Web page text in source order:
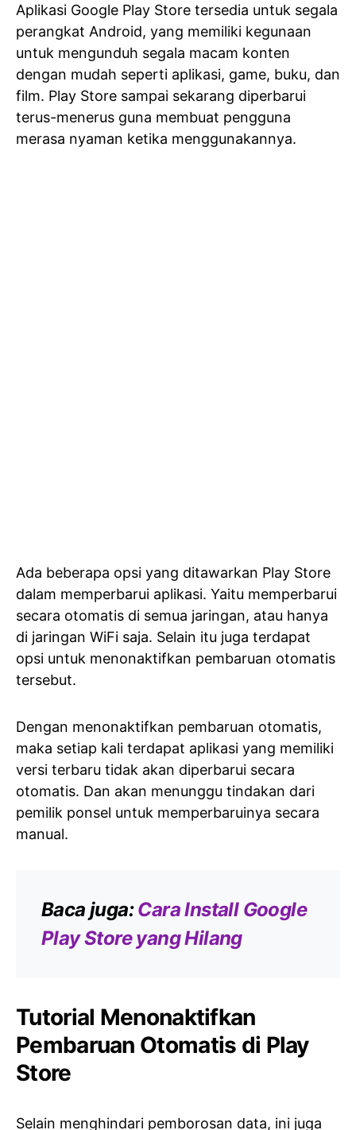
Aplikasi Google Play Store tersedia untuk segala
perangkat Android, yang memiliki kegunaan
untuk mengunduh segala macam konten
dengan mudah seperti aplikasi, game, buku, dan
film. Play Store sampai sekarang diperbarui
terus-menerus guna membuat pengguna
merasa nyaman ketika menggunakannya.
Ada beberapa opsi yang ditawarkan Play Store
dalam memperbarui aplikasi. Yaitu memperbarui
secara otomatis di semua jaringan, atau hanya
di jaringan WiFi saja. Selain itu juga terdapat
opsi untuk menonaktifkan pembaruan otomatis
tersebut.
Dengan menonaktifkan pembaruan otomatis,
maka setiap kali terdapat aplikasi yang memiliki
versi terbaru tidak akan diperbarui secara
otomatis. Dan akan menunggu tindakan dari
pemilik ponsel untuk memperbaruinya secara
manual.
Baca juga:Cara Install Google
Play Store yang Hilang
Tutorial Menonaktifkan
Pembaruan Otomatis di Play
Store
Selain menghindari pemborosan data, ini juga